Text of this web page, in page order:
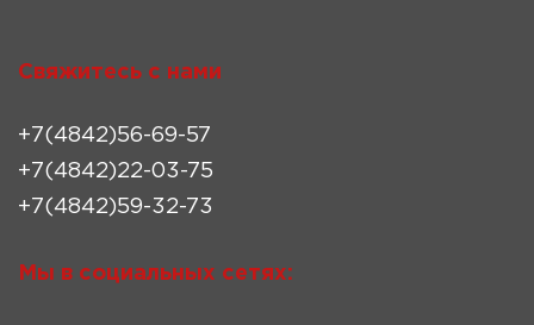
Свяжитесь с нами
+7(4842)56-69-57
+7(4842)22-03-75
+7(4842)59-32-73
Мы в социальных сетях: